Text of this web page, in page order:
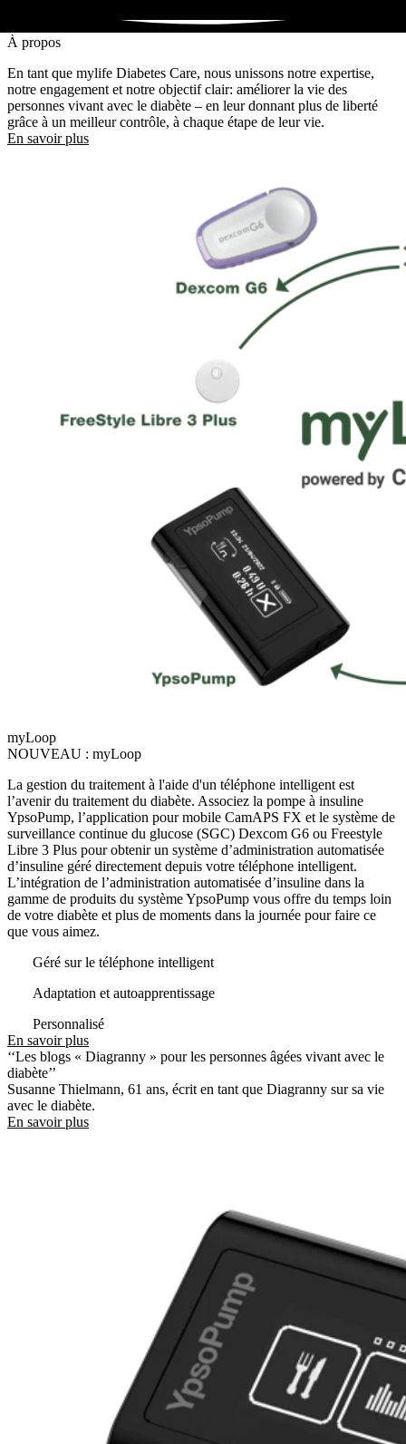
À propos
En tant que mylife Diabetes Care, nous unissons notre expertise,
notre engagement et notre objectif clair: améliorer la vie des
personnes vivant avec le diabète – en leur donnant plus de liberté
grâce à un meilleur contrôle, à chaque étape de leur vie.
En savoir plus
myLoop
NOUVEAU : myLoop
La gestion du traitement à l'aide d'un téléphone intelligent est
l’avenir du traitement du diabète. Associez la pompe à insuline
YpsoPump, l’application pour mobile CamAPS FX et le système de
surveillance continue du glucose (SGC) Dexcom G6 ou Freestyle
Libre 3 Plus pour obtenir un système d’administration automatisée
d’insuline géré directement depuis votre téléphone intelligent.
L’intégration de l’administration automatisée d’insuline dans la
gamme de produits du système YpsoPump vous offre du temps loin
de votre diabète et plus de moments dans la journée pour faire ce
que vous aimez.
Géré sur le téléphone intelligent
Adaptation et autoapprentissage
Personnalisé
En savoir plus
‘‘Les blogs « Diagranny » pour les personnes âgées vivant avec le
diabète’’
Susanne Thielmann, 61 ans, écrit en tant que Diagranny sur sa vie
avec le diabète.
En savoir plus